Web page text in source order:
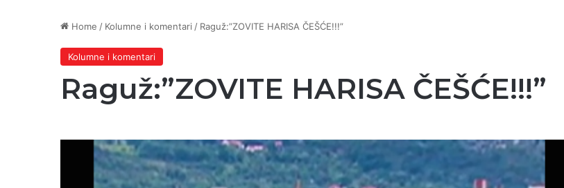
Home / Kolumne i komentari / Raguž:”ZOVITE HARISA ČEŠĆE!!!”
Kolumne i komentari
Raguž:”ZOVITE HARISA ČEŠĆE!!!”